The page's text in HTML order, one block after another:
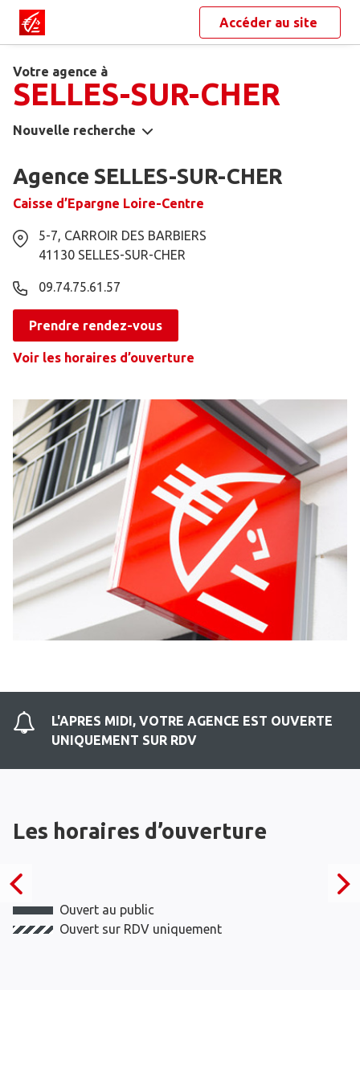
Accéder au site
Votre agence à
SELLES-SUR-CHER
Nouvelle recherche
Agence SELLES-SUR-CHER
Caisse d’Epargne Loire-Centre
5-7, CARROIR DES BARBIERS
41130 SELLES-SUR-CHER
09.74.75.61.57
Prendre rendez-vous
Voir les horaires d’ouverture
L'APRES MIDI, VOTRE AGENCE EST OUVERTE
UNIQUEMENT SUR RDV
Les horaires d’ouverture
Ouvert au public
Ouvert sur RDV uniquement